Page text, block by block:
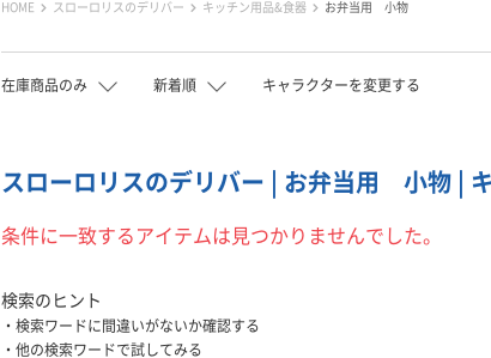
HOME スローロリスのデリバー キッチン用品&食器 お弁当用 小物
在庫商品のみ 新着順 キャラクターを変更する
スローロリスのデリバー | お弁当用 小物 |
条件に一致するアイテムは見つかりませんでした。
検索のヒント
検索ワードに間違いがないか確認する
他の検索ワードで試してみる